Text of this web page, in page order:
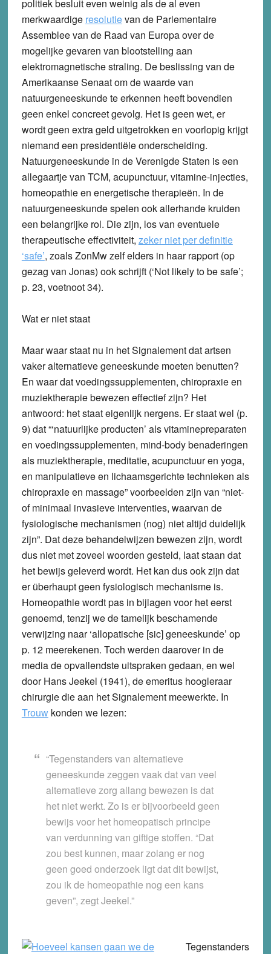
politiek besluit even weinig als de al even
merkwaardige resolutievan de Parlementaire
Assemblee van de Raad van Europa over de
mogelijke gevaren van blootstelling aan
elektromagnetische straling. De beslissing van de
Amerikaanse Senaat om de waarde van
natuurgeneeskunde te erkennen heeft bovendien
geen enkel concreet gevolg. Het is geen wet, er
wordt geen extra geld uitgetrokken en voorlopig krijgt
niemand een presidentiële onderscheiding.
Natuurgeneeskunde in de Verenigde Staten is een
allegaartje van TCM, acupunctuur, vitamine-injecties,
homeopathie en energetische therapieën. In de
natuurgeneeskunde spelen ook allerhande kruiden
een belangrijke rol. Die zijn, los van eventuele
therapeutische effectiviteit, zeker niet per definitie
‘safe’, zoals ZonMw zelf elders in haar rapport (op
gezag van Jonas) ook schrijft (‘Not likely to be safe’;
p. 23, voetnoot 34).
Wat er niet staat
Maar waar staat nu in het Signalement dat artsen
vaker alternatieve geneeskunde moeten benutten?
En waar dat voedingssupplementen, chiropraxie en
muziektherapie bewezen effectief zijn? Het
antwoord: het staat eigenlijk nergens. Er staat wel (p.
9) dat “‘natuurlijke producten’ als vitaminepreparaten
en voedingssupplementen, mind-body benaderingen
als muziektherapie, meditatie, acupunctuur en yoga,
en manipulatieve en lichaamsgerichte technieken als
chiropraxie en massage” voorbeelden zijn van “niet-
of minimaal invasieve interventies, waarvan de
fysiologische mechanismen (nog) niet altijd duidelijk
zijn”. Dat deze behandelwijzen bewezen zijn, wordt
dus niet met zoveel woorden gesteld, laat staan dat
het bewijs geleverd wordt. Het kan dus ook zijn dat
er überhaupt geen fysiologisch mechanisme is.
Homeopathie wordt pas in bijlagen voor het eerst
genoemd, tenzij we de tamelijk beschamende
verwijzing naar ‘allopatische [sic] geneeskunde’ op
p. 12 meerekenen. Toch werden daarover in de
media de opvallendste uitspraken gedaan, en wel
door Hans Jeekel (1941), de emeritus hoogleraar
chirurgie die aan het Signalement meewerkte. In
Trouwkonden we lezen:
“Tegenstanders van alternatieve
geneeskunde zeggen vaak dat van veel
alternatieve zorg allang bewezen is dat
het niet werkt. Zo is er bijvoorbeeld geen
bewijs voor het homeopatisch principe
van verdunning van giftige stoffen. “Dat
zou best kunnen, maar zolang er nog
geen goed onderzoek ligt dat dit bewijst,
zou ik de homeopathie nog een kans
geven”, zegt Jeekel.”
Tegenstanders